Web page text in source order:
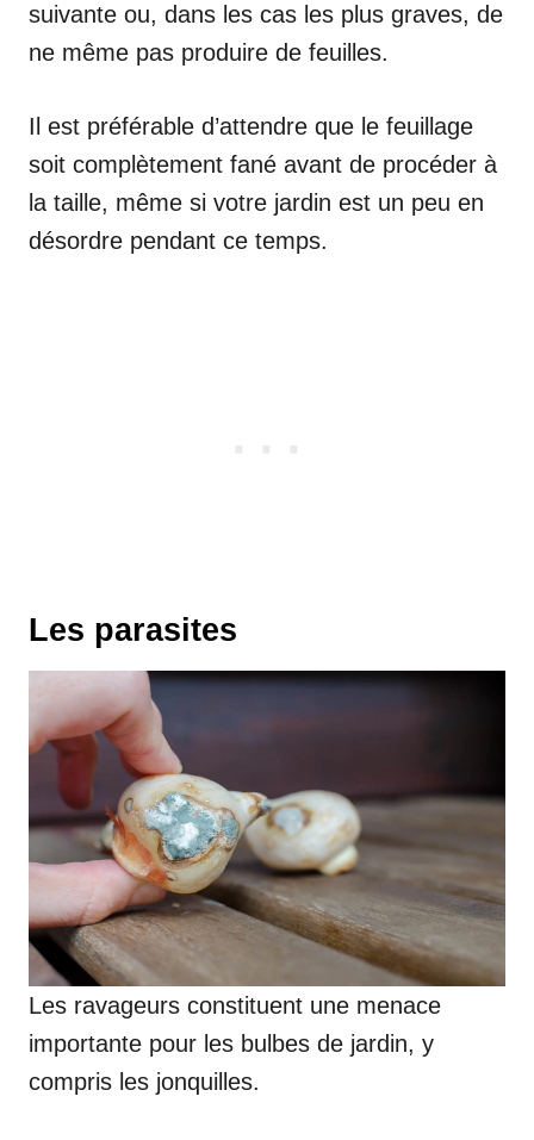
suivante ou, dans les cas les plus graves, de
ne même pas produire de feuilles.
Il est préférable d’attendre que le feuillage
soit complètement fané avant de procéder à
la taille, même si votre jardin est un peu en
désordre pendant ce temps.
Les parasites
Les ravageurs constituent une menace
importante pour les bulbes de jardin, y
compris les jonquilles.